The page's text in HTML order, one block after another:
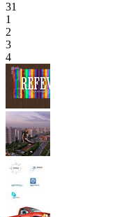
31
1
2
3
4